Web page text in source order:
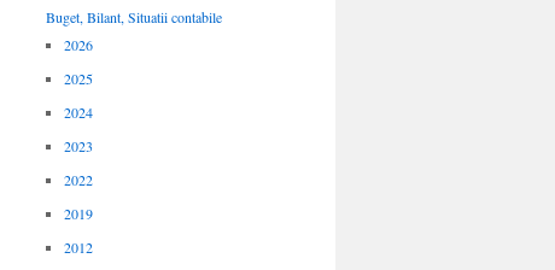
Buget, Bilant, Situatii contabile
2026
2025
2024
2023
2022
2019
2012